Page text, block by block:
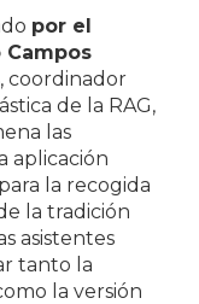
por el
, coordinador
de la RAG,
las
aplicación
para la recogida
la tradición
asistentes
tanto la
la versión